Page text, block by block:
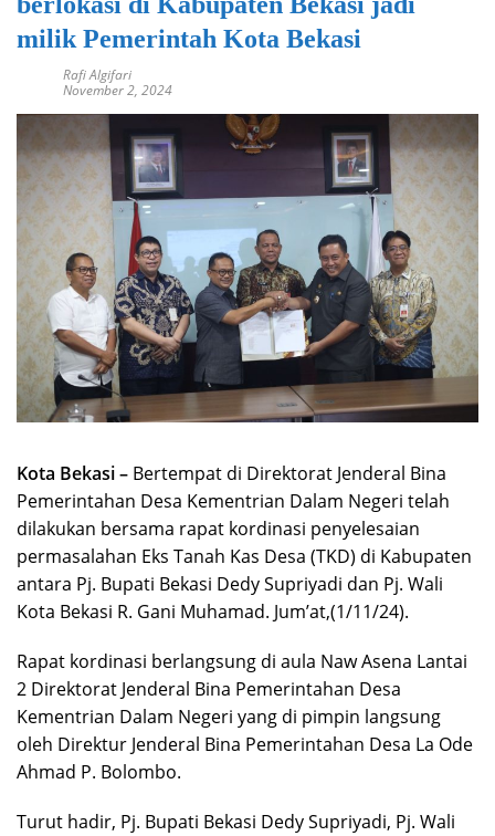
milik Pemerintah Kota Bekasi
Rafi Algifari
November 2, 2024
Kota Bekasi – Bertempat di Direktorat Jenderal Bina
Pemerintahan Desa Kementrian Dalam Negeri telah
dilakukan bersama rapat kordinasi penyelesaian
permasalahan Eks Tanah Kas Desa (TKD) di Kabupaten
antara Pj. Bupati Bekasi Dedy Supriyadi dan Pj. Wali
Kota Bekasi R. Gani Muhamad. Jum’at,(1/11/24).
Rapat kordinasi berlangsung di aula Naw Asena Lantai
2 Direktorat Jenderal Bina Pemerintahan Desa
Kementrian Dalam Negeri yang di pimpin langsung
oleh Direktur Jenderal Bina Pemerintahan Desa La Ode
Ahmad P. Bolombo.
Turut hadir, Pj. Bupati Bekasi Dedy Supriyadi, Pj. Wali